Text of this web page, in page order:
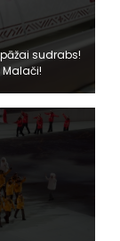
sudrabs!